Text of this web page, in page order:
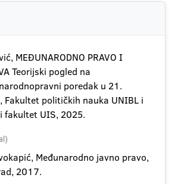
MEĐUNARODNO PRAVO I
Teorijski pogled na
poredak u 21.
Fakultet političkih nauka UNIBL i
fakultet UIS, 2025.
Međunarodno javno pravo,
2017.